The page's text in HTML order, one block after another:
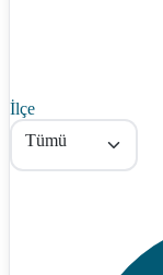
İlçe
Tümü